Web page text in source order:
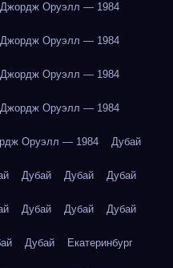
Джордж Оруэлл — 1984
Джордж Оруэлл — 1984
Джордж Оруэлл — 1984
Джордж Оруэлл — 1984
Оруэлл — 1984 Дубай
Дубай Дубай Дубай
Дубай Дубай Дубай
Дубай Екатеринбург